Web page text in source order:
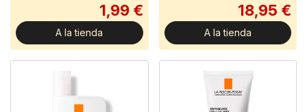
1,99 €
A la tienda
18,95 €
A la tienda